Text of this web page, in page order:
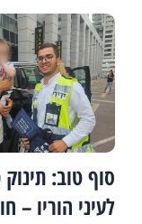
סוף טוב:
לעיני הוריו –